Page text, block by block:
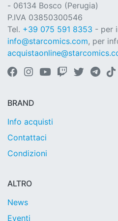
- 06134 Bosco (Perugia)
P.IVA 03850300546
Tel. +39 075 591 8353 - per
info@starcomics.com, per
BRAND
Info acquisti
Contattaci
Condizioni
ALTRO
News
Eventi